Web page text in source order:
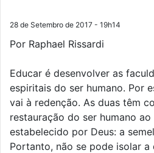
28 de Setembro de 2017 - 19h14
Por Raphael Rissardi
Educar é desenvolver as
espiritais do ser humano. Por
vai à redenção. As duas têm
restauração do ser humano
estabelecido por Deus: a
Portanto, não se pode isolar a